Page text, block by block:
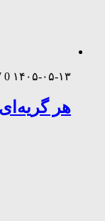
۱۴۰۵-۰۵-۱۳ 0
هر